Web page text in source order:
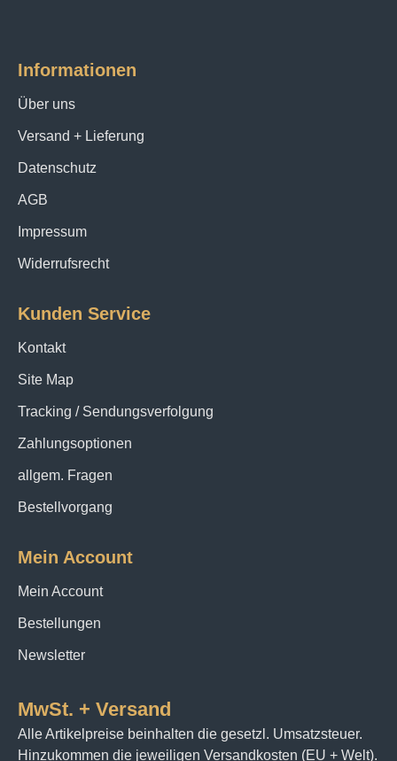
Informationen
Über uns
Versand + Lieferung
Datenschutz
AGB
Impressum
Widerrufsrecht
Kunden Service
Kontakt
Site Map
Tracking / Sendungsverfolgung
Zahlungsoptionen
allgem. Fragen
Bestellvorgang
Mein Account
Mein Account
Bestellungen
Newsletter
MwSt. + Versand
Alle Artikelpreise beinhalten die gesetzl. Umsatzsteuer.
Hinzukommen die jeweiligen Versandkosten (EU + Welt).